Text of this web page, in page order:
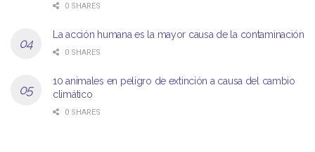
0 SHARES
La acción humana es la mayor causa de la contaminación
0 SHARES
10 animales en peligro de extinción a causa del cambio
climático
0 SHARES